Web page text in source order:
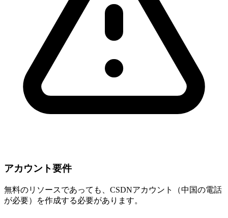
アカウント要件
無料のリソースであっても、CSDNアカウント（中国の電話
が必要）を作成する必要があります。